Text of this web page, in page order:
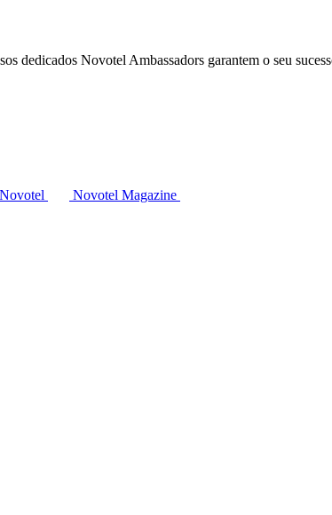
dedicados Novotel Ambassadors garantem o seu
Novotel Magazine